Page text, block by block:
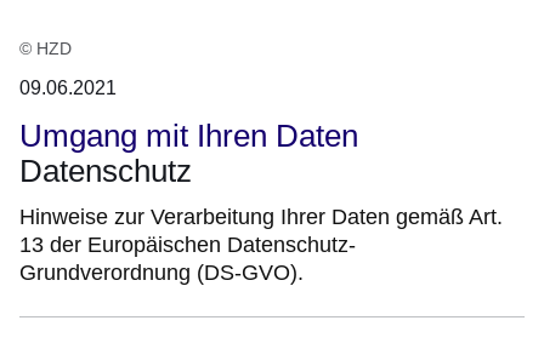
© HZD
09.06.2021
Umgang mit Ihren Daten
Datenschutz
Hinweise zur Verarbeitung Ihrer Daten gemäß Art.
13 der Europäischen Datenschutz-
Grundverordnung (DS-GVO).